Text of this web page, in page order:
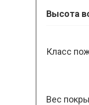
Высота
Класс
Вес